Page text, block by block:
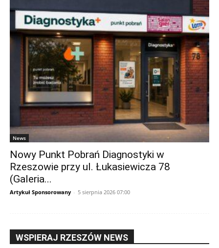
News
Nowy Punkt Pobrań Diagnostyki w
Rzeszowie przy ul. Łukasiewicza 78
(Galeria...
Artykuł Sponsorowany - 5 sierpnia 2026 07:00
WSPIERAJ RZESZÓW NEWS